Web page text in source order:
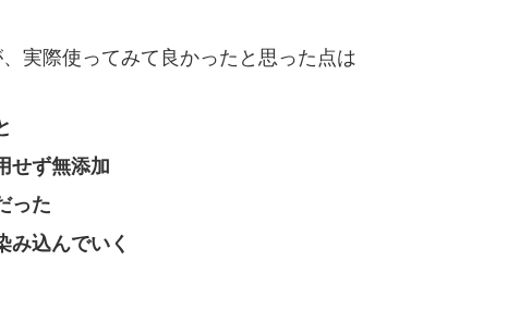
実際使ってみて良かったと思った点は
せず無添加
った
み込んでいく